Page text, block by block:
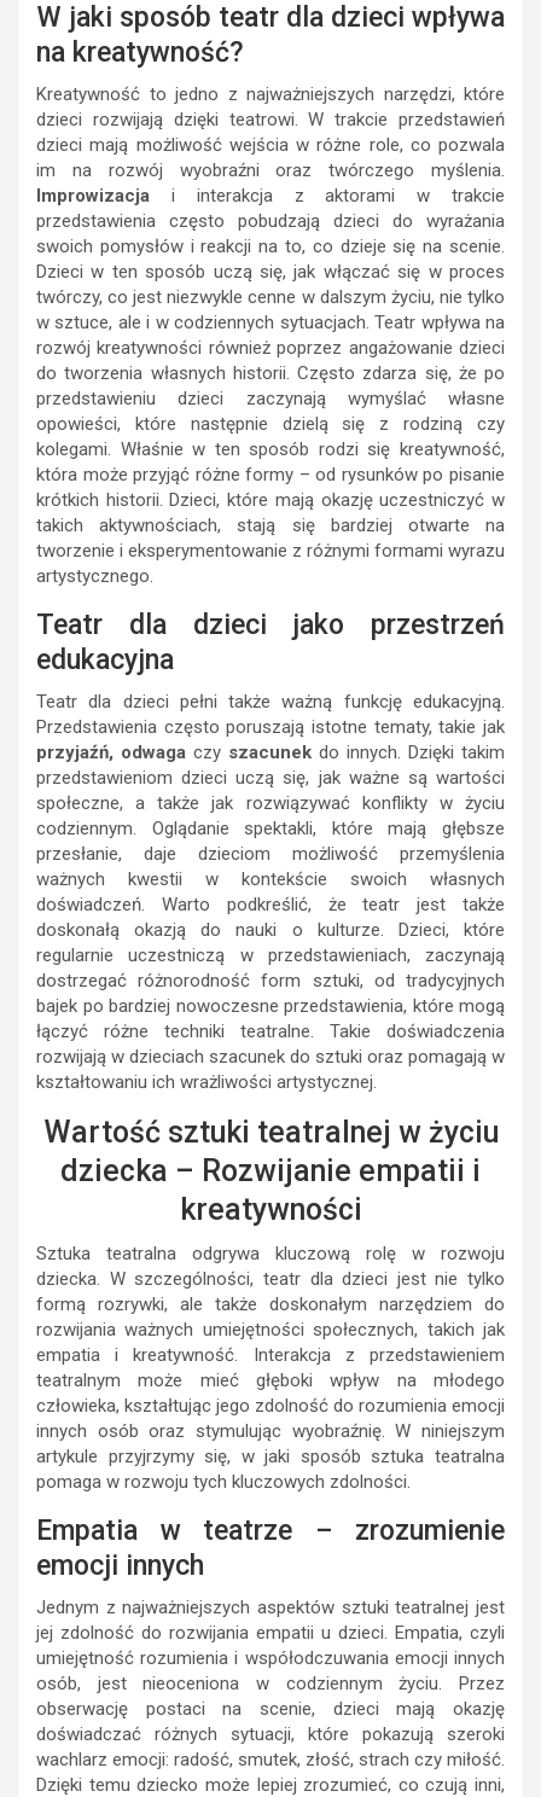
W jaki sposób teatr dla dzieci wpływa
na kreatywność?
Kreatywność to jedno z najważniejszych narzędzi, które
dzieci rozwijają dzięki teatrowi. W trakcie przedstawień
dzieci mają możliwość wejścia w różne role, co pozwala
im na rozwój wyobraźni oraz twórczego myślenia.
Improwizacja i interakcja z aktorami w trakcie
przedstawienia często pobudzają dzieci do wyrażania
swoich pomysłów i reakcji na to, co dzieje się na scenie.
Dzieci w ten sposób uczą się, jak włączać się w proces
twórczy, co jest niezwykle cenne w dalszym życiu, nie tylko
w sztuce, ale i w codziennych sytuacjach. Teatr wpływa na
rozwój kreatywności również poprzez angażowanie dzieci
do tworzenia własnych historii. Często zdarza się, że po
przedstawieniu dzieci zaczynają wymyślać własne
opowieści, które następnie dzielą się z rodziną czy
kolegami. Właśnie w ten sposób rodzi się kreatywność,
która może przyjąć różne formy – od rysunków po pisanie
krótkich historii. Dzieci, które mają okazję uczestniczyć w
takich aktywnościach, stają się bardziej otwarte na
tworzenie i eksperymentowanie z różnymi formami wyrazu
artystycznego.
Teatr dla dzieci jako przestrzeń
edukacyjna
Teatr dla dzieci pełni także ważną funkcję edukacyjną.
Przedstawienia często poruszają istotne tematy, takie jak
przyjaźń, odwaga czy szacunek do innych. Dzięki takim
przedstawieniom dzieci uczą się, jak ważne są wartości
społeczne, a także jak rozwiązywać konflikty w życiu
codziennym. Oglądanie spektakli, które mają głębsze
przesłanie, daje dzieciom możliwość przemyślenia
ważnych kwestii w kontekście swoich własnych
doświadczeń. Warto podkreślić, że teatr jest także
doskonałą okazją do nauki o kulturze. Dzieci, które
regularnie uczestniczą w przedstawieniach, zaczynają
dostrzegać różnorodność form sztuki, od tradycyjnych
bajek po bardziej nowoczesne przedstawienia, które mogą
łączyć różne techniki teatralne. Takie doświadczenia
rozwijają w dzieciach szacunek do sztuki oraz pomagają w
kształtowaniu ich wrażliwości artystycznej.
Wartość sztuki teatralnej w życiu
dziecka – Rozwijanie empatii i
kreatywności
Sztuka teatralna odgrywa kluczową rolę w rozwoju
dziecka. W szczególności, teatr dla dzieci jest nie tylko
formą rozrywki, ale także doskonałym narzędziem do
rozwijania ważnych umiejętności społecznych, takich jak
empatia i kreatywność. Interakcja z przedstawieniem
teatralnym może mieć głęboki wpływ na młodego
człowieka, kształtując jego zdolność do rozumienia emocji
innych osób oraz stymulując wyobraźnię. W niniejszym
artykule przyjrzymy się, w jaki sposób sztuka teatralna
pomaga w rozwoju tych kluczowych zdolności.
Empatia w teatrze – zrozumienie
emocji innych
Jednym z najważniejszych aspektów sztuki teatralnej jest
jej zdolność do rozwijania empatii u dzieci. Empatia, czyli
umiejętność rozumienia i współodczuwania emocji innych
osób, jest nieoceniona w codziennym życiu. Przez
obserwację postaci na scenie, dzieci mają okazję
doświadczać różnych sytuacji, które pokazują szeroki
wachlarz emocji: radość, smutek, złość, strach czy miłość.
Dzięki temu dziecko może lepiej zrozumieć, co czują inni,